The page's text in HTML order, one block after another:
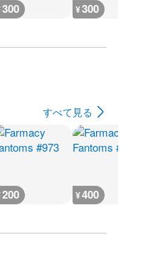
300 ¥300
すべて見る
200 ¥400